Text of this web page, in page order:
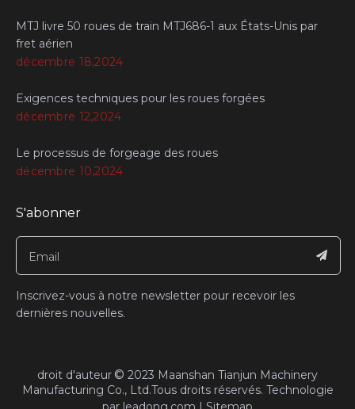
MTJ livre 50 roues de train MTJ686-1 aux États-Unis par
fret aérien
décembre 18,2024
Exigences techniques pour les roues forgées
décembre 12,2024
Le processus de forgeage des roues
décembre 10,2024
S'abonner
Inscrivez-vous à notre newsletter pour recevoir les
dernières nouvelles.
​droit d'auteur© 2023 Maanshan Tianjun Machinery
Manufacturing Co., Ltd.Tous droits réservés.​​​​​​​ Technologie